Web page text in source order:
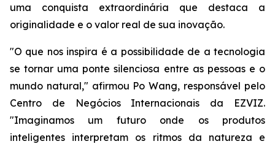
uma conquista extraordinária que destaca a
originalidade e o valor real de sua inovação.
"O que nos inspira é a possibilidade de a tecnologia
se tornar uma ponte silenciosa entre as pessoas e o
mundo natural," afirmou Po Wang, responsável pelo
Centro de Negócios Internacionais da EZVIZ.
"Imaginamos um futuro onde os produtos
inteligentes interpretam os ritmos da natureza e